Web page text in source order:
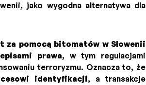
jako wygodna alternatywa dla
za pomocą bitomatów w Słowenii
prawa, w tym regulacjami
terroryzmu. Oznacza to, że
identyfikacji, a transakcje